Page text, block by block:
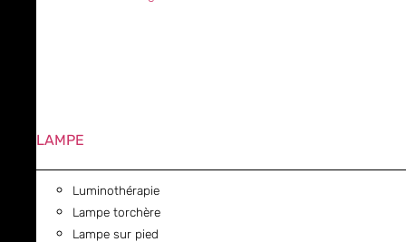
LAMPE
Luminothérapie
Lampe torchère
Lampe sur pied